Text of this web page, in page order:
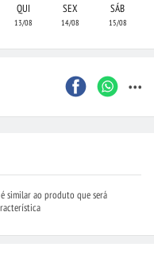
QUI
13/08
SEX
14/08
SÁB
15/08
...
similar ao produto que será